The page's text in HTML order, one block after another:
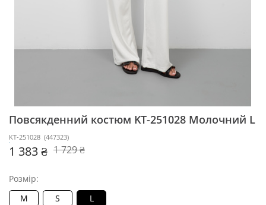
Повсякденний костюм KT-251028 Молочний L
KT-251028 (447323)
1 383 ₴ 1 729 ₴
Розмір:
M
S L